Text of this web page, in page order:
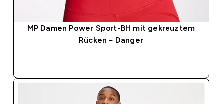
MP Damen Power Sport-BH mit gekreuztem
Rücken – Danger